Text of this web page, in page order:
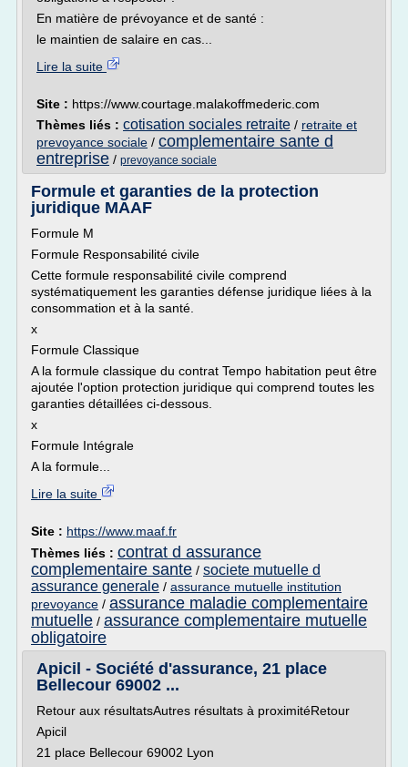
En matière de prévoyance et de santé :
le maintien de salaire en cas...
Lire la suite
Site : https://www.courtage.malakoffmederic.com
Thèmes liés : cotisation sociales retraite / retraite et
prevoyance sociale / complementaire sante d
entreprise / prevoyance sociale
Formule et garanties de la protection
juridique MAAF
Formule M
Formule Responsabilité civile
Cette formule responsabilité civile comprend
systématiquement les garanties défense juridique liées à la
consommation et à la santé.
x
Formule Classique
A la formule classique du contrat Tempo habitation peut être
ajoutée l'option protection juridique qui comprend toutes les
garanties détaillées ci-dessous.
x
Formule Intégrale
A la formule...
Lire la suite
Site : https://www.maaf.fr
Thèmes liés : contrat d assurance
complementaire sante / societe mutuelle d
assurance generale / assurance mutuelle institution
prevoyance / assurance maladie complementaire
mutuelle / assurance complementaire mutuelle
obligatoire
Apicil - Société d'assurance, 21 place
Bellecour 69002 ...
Retour aux résultatsAutres résultats à proximitéRetour
Apicil
21 place Bellecour 69002 Lyon